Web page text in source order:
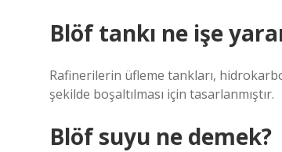
Blöf tankı ne işe
Rafinerilerin üfleme tankları,
şekilde boşaltılması için tasarlanmıştır.
Blöf suyu ne demek?